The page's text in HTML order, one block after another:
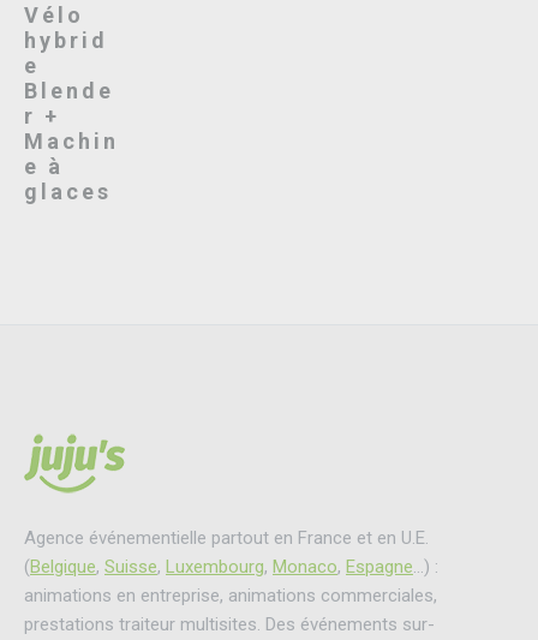
Vélo
hybrid
e
Blende
r +
Machin
e à
glaces
Agence événementielle partout en France et en U.E.
(Belgique, Suisse, Luxembourg, Monaco, Espagne …) :
animations en entreprise, animations commerciales,
prestations traiteur multisites. Des événements sur-